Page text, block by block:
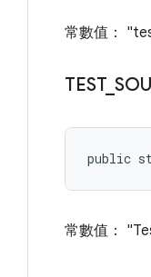
常數值：
TEST_
public
常數值：